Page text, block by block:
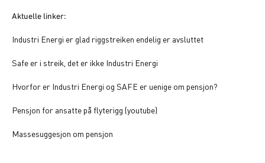
Aktuelle linker:
Industri Energi er glad riggstreiken endelig er avsluttet
Safe er i streik, det er ikke Industri Energi
Hvorfor er Industri Energi og SAFE er uenige om pensjon?
Pensjon for ansatte på flyterigg (youtube)
Massesuggesjon om pensjon